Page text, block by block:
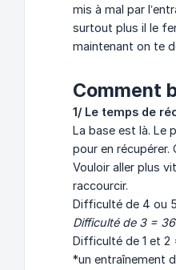
mis à mal par
surtout plus il le
maintenant on te
Comment
1/ Le temps de
La base est là. Le
pour en récupérer.
Vouloir aller plus
raccourcir.
Difficulté de 4 ou
Difficulté de 3 =
Difficulté de 1 et 2
*un entraînement